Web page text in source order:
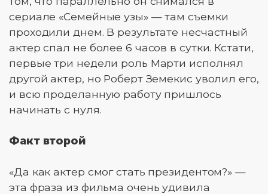
сериале «Семейные узы» — там съемки
проходили днем. В результате несчастный
актер спал не более 6 часов в сутки. Кстати,
первые три недели роль Марти исполнял
другой актер, но Роберт Земекис уволил его,
и всю проделанную работу пришлось
начинать с нуля.
Факт второй
«Да как актер смог стать президентом?» —
эта фраза из фильма очень удивила